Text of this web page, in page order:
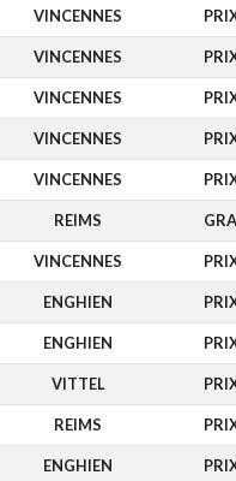
VINCENNES
VINCENNES
VINCENNES
VINCENNES
VINCENNES
REIMS
VINCENNES
ENGHIEN
ENGHIEN
VITTEL
REIMS
ENGHIEN